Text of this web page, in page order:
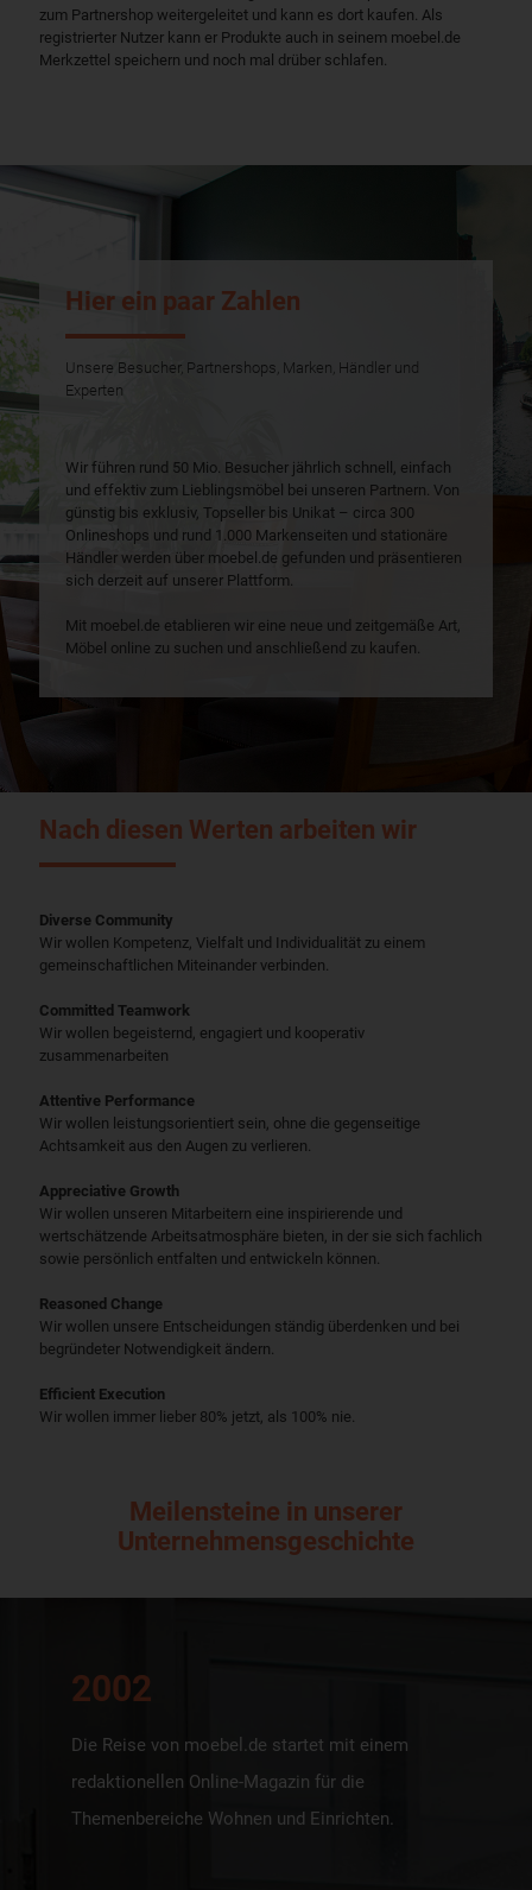
zum Partnershop weitergeleitet und kann es dort kaufen. Als
registrierter Nutzer kann er Produkte auch in seinem moebel.de
Merkzettel speichern und noch mal drüber schlafen.
Hier ein paar Zahlen
Unsere Besucher, Partnershops, Marken, Händler und
Experten
Wir führen rund 50 Mio. Besucher jährlich schnell, einfach
und effektiv zum Lieblingsmöbel bei unseren Partnern. Von
günstig bis exklusiv, Topseller bis Unikat – circa 300
Onlineshops und rund 1.000 Markenseiten und stationäre
Händler werden über moebel.de gefunden und präsentieren
sich derzeit auf unserer Plattform.
Mit moebel.de etablieren wir eine neue und zeitgemäße Art,
Möbel online zu suchen und anschließend zu kaufen.
Nach diesen Werten arbeiten wir
Diverse Community
Wir wollen Kompetenz, Vielfalt und Individualität zu einem
gemeinschaftlichen Miteinander verbinden.
Committed Teamwork
Wir wollen begeisternd, engagiert und kooperativ
zusammenarbeiten
Attentive Performance
Wir wollen leistungsorientiert sein, ohne die gegenseitige
Achtsamkeit aus den Augen zu verlieren.
Appreciative Growth
Wir wollen unseren Mitarbeitern eine inspirierende und
wertschätzende Arbeitsatmosphäre bieten, in der sie sich fachlich
sowie persönlich entfalten und entwickeln können.
Reasoned Change
Wir wollen unsere Entscheidungen ständig überdenken und bei
begründeter Notwendigkeit ändern.
Efficient Execution
Wir wollen immer lieber 80% jetzt, als 100% nie.
Meilensteine in unserer
Unternehmensgeschichte
2002
Die Reise von moebel.de startet mit einem
redaktionellen Online-Magazin für die
Themenbereiche Wohnen und Einrichten.